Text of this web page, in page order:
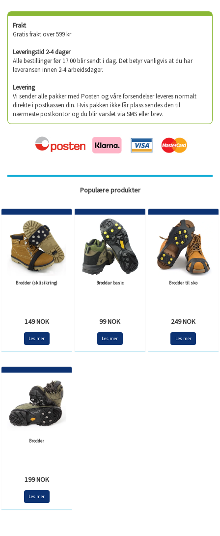
Frakt
Gratis frakt over 599 kr
Leveringstid 2-4 dager
Alle bestillinger før 17.00 blir sendt i dag. Det betyr vanligvis at du har
leveransen innen 2-4 arbeidsdager.
Levering
Vi sender alle pakker med Posten og våre forsendelser leveres normalt
direkte i postkassen din. Hvis pakken ikke får plass sendes den til
nærmeste postkontor og du blir varslet via SMS eller brev.
Populære produkter
Brodder (sklisikring)
149 NOK
Les mer
Broddar basic
99 NOK
Les mer
Brodder til sko
249 NOK
Les mer
Brodder
199 NOK
Les mer